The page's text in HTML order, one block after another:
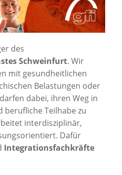
des
Schweinfurt. Wir
mit gesundheitlichen
Belastungen oder
dabei, ihren Weg in
berufliche Teilhabe zu
interdisziplinär,
Dafür
Integrationsfachkräfte